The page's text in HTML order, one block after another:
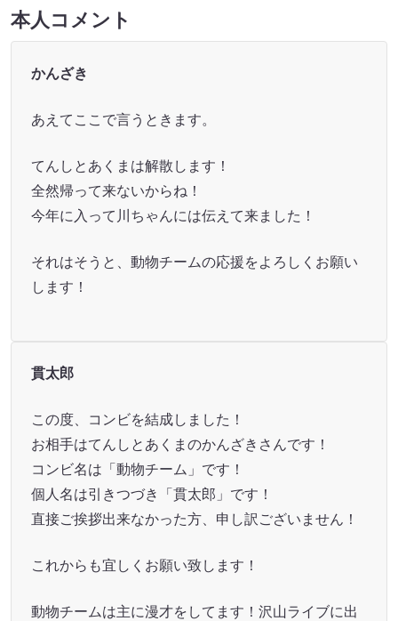
本人コメント
かんざき
あえてここで言うときます。
てんしとあくまは解散します！
全然帰って来ないからね！
今年に入って川ちゃんには伝えて来ました！
それはそうと、動物チームの応援をよろしくお願い
します！
貫太郎
この度、コンビを結成しました！
お相手はてんしとあくまのかんざきさんです！
コンビ名は「動物チーム」です！
個人名は引きつづき「貫太郎」です！
直接ご挨拶出来なかった方、申し訳ございません！
これからも宜しくお願い致します！
動物チームは主に漫才をしてます！沢山ライブに出